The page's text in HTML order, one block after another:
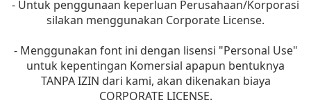
- Untuk penggunaan keperluan Perusahaan/Korporasi
silakan menggunakan Corporate License.
- Menggunakan font ini dengan lisensi "Personal Use"
untuk kepentingan Komersial apapun bentuknya
TANPA IZIN dari kami, akan dikenakan biaya
CORPORATE LICENSE.